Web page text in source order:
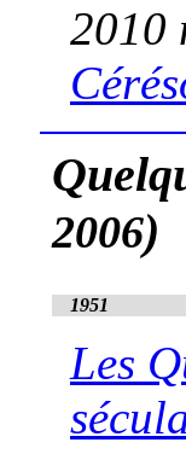
2010
2006)
1951
Les